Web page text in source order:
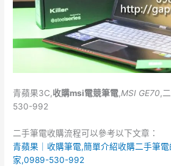
青蘋果3C,收購msi電競筆電,MSI GE70,
530-992
二手筆電收購流程可以參考以下文章：
青蘋果｜收購筆電,簡單介紹收購二手筆
家,0989-530-992